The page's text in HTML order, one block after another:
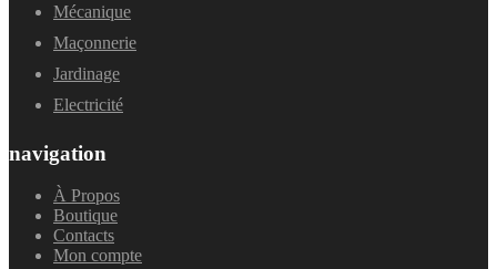
Mécanique
Maçonnerie
Jardinage
Electricité
navigation
À Propos
Boutique
Contacts
Mon compte